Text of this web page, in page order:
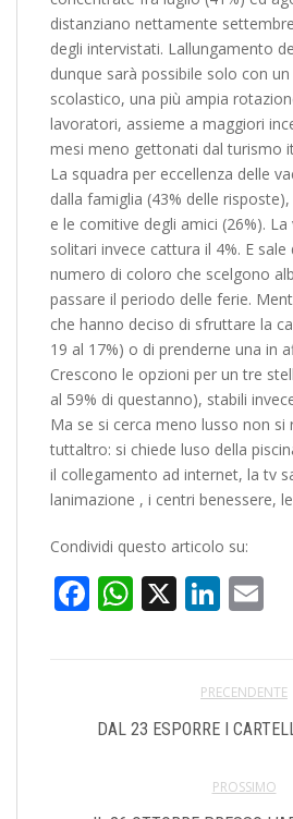
distanziano nettamente
degli intervistati. Lallungamento
dunque sarà possibile solo con
scolastico, una più ampia
lavoratori, assieme a maggiori
mesi meno gettonati dal turismo
La squadra per eccellenza delle
dalla famiglia (43% delle
e le comitive degli amici (26%).
solitari invece cattura il 4%. E sale
numero di coloro che scelgono
passare il periodo delle ferie.
che hanno deciso di sfruttare la
19 al 17%) o di prenderne una in
Crescono le opzioni per un tre
al 59% di questanno), stabili
Ma se si cerca meno lusso non si
tuttaltro: si chiede luso della
il collegamento ad internet, la tv
lanimazione , i centri benessere,
Condividi questo articolo su:
Facebook
WhatsApp
X
PRECENDENTE
DAL 23 ESPORRE I
PROSSIMO